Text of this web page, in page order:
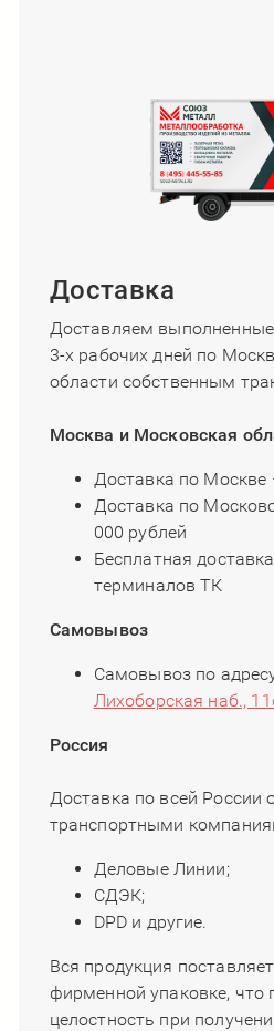
Доставка
Доставляем
3-х рабочих дней по
области собственным
Москва и Московская
Доставка по Москве
Доставка по
000 рублей
Бесплатная
терминалов ТК
Самовывоз
Самовывоз по
Лихоборская наб.,
Россия
Доставка по всей России
транспортными
Деловые Линии;
СДЭК;
DPD и другие.
​​​​​​​​​​​​​​Вся продукция
фирменной упаковке, что
целостность при